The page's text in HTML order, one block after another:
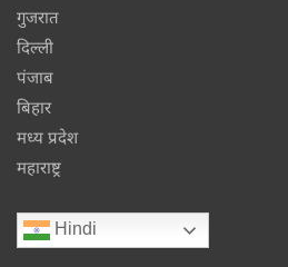
गुजरात
दिल्ली
पंजाब
बिहार
मध्य प्रदेश
महाराष्ट्र
Hindi